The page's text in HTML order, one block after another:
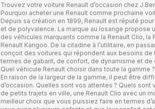
Trouvez votre voiture Renault d’occasion chez
Pourquoi acheter une Renault comme prochaine
Depuis sa création en 1899, Renault est réputé
et de polyvalence. La marque au losange propose
des véhicules marquants comme la Renault Clio, la
Renault Kangoo. De la citadine à l’utilitaire, en
conçoit des voitures qui répondent aux besoins
termes de gabarit, de confort, de dynamisme et de
Quel véhicule Renault choisir dans toute la gamme ?
En raison de la largeur de la gamme, il peut être
d’occasion. Quelles sont vos attentes ? Quels
de petits trajets en ville, une Renault Clio avec un
meilleur choix que vous puissiez faire en termes